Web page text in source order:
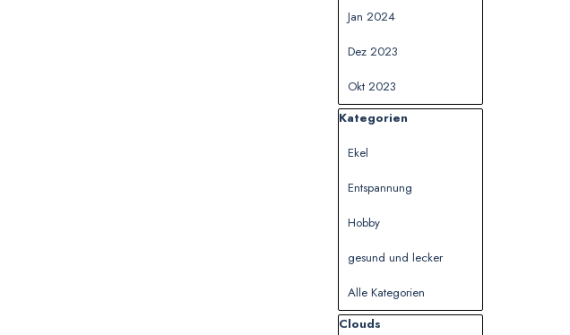
Jan 2024
Dez 2023
Okt 2023
Block überspringen Kategorien
Kategorien
Ekel
Entspannung
Hobby
gesund und lecker
Alle Kategorien
Block überspringen Clouds
Clouds